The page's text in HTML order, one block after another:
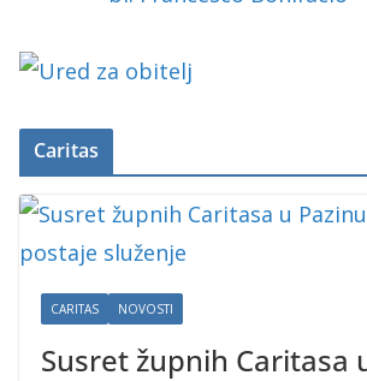
Caritas
CARITAS NOVOSTI
Susret župnih Caritasa